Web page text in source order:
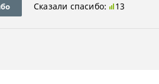
Сказали спасибо: 13